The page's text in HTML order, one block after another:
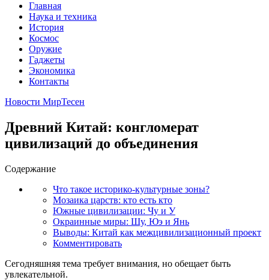
Главная
Наука и техника
История
Космос
Оружие
Гаджеты
Экономика
Контакты
Новости МирТесен
Древний Китай: конгломерат
цивилизаций до объединения
Содержание
Что такое историко-культурные зоны?
Мозаика царств: кто есть кто
Южные цивилизации: Чу и У
Окраинные миры: Шу, Юэ и Янь
Выводы: Китай как межцивилизационный проект
Комментировать
Сегодняшняя тема требует внимания, но обещает быть
увлекательной.